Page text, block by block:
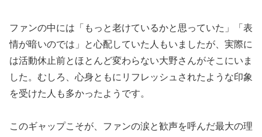
ファンの中には「もっと老けているかと思っていた」「表
情が暗いのでは」と心配していた人もいましたが、実際に
は活動休止前とほとんど変わらない大野さんがそこにいま
した。むしろ、心身ともにリフレッシュされたような印象
を受けた人も多かったようです。
このギャップこそが、ファンの涙と歓声を呼んだ最大の理